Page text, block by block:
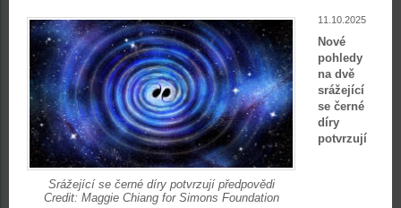
11.10.2025
Srážející se černé díry potvrzují předpovědi
Credit: Maggie Chiang for Simons Foundation
Nové
pohledy
na dvě
srážející
se černé
díry
potvrzují